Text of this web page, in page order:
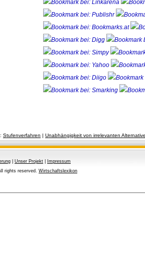
Stufenverfahren | Unabhängigkeit von irrelevanten
Unser Projekt
Impressum
rights reserved. Wirtschaftslexikon